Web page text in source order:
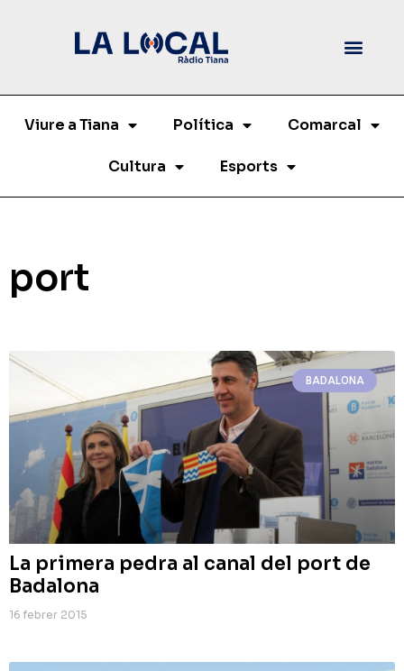
Viure a Tiana Política Comarcal
Cultura Esports
port
BADALONA
La primera pedra al canal del port de
Badalona
16 febrer 2015